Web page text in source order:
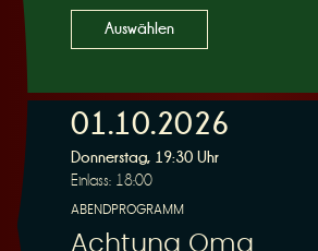
e
r
Auswählen
01.10.2026
Donnerstag, 19:30 Uhr
Einlass: 18:00
ABENDPROGRAMM
Achtung Oma